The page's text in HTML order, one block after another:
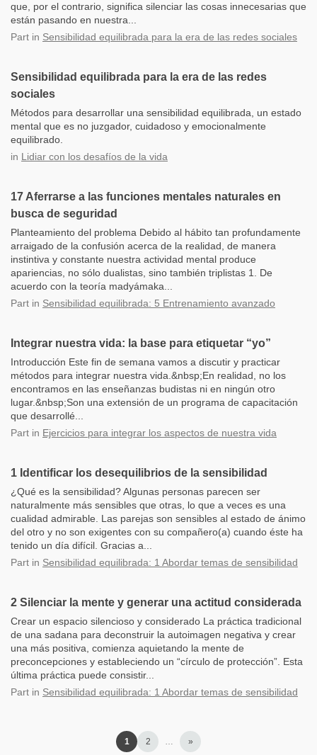
que, por el contrario, significa silenciar las cosas innecesarias que
están pasando en nuestra...
Part in Sensibilidad equilibrada para la era de las redes sociales
Sensibilidad equilibrada para la era de las redes
sociales
Métodos para desarrollar una sensibilidad equilibrada, un estado
mental que es no juzgador, cuidadoso y emocionalmente
equilibrado.
in Lidiar con los desafíos de la vida
17 Aferrarse a las funciones mentales naturales en
busca de seguridad
Planteamiento del problema Debido al hábito tan profundamente
arraigado de la confusión acerca de la realidad, de manera
instintiva y constante nuestra actividad mental produce
apariencias, no sólo dualistas, sino también triplistas 1. De
acuerdo con la teoría madyámaka...
Part in Sensibilidad equilibrada: 5 Entrenamiento avanzado
Integrar nuestra vida: la base para etiquetar “yo”
Introducción Este fin de semana vamos a discutir y practicar
métodos para integrar nuestra vida.&nbsp;En realidad, no los
encontramos en las enseñanzas budistas ni en ningún otro
lugar.&nbsp;Son una extensión de un programa de capacitación
que desarrollé...
Part in Ejercicios para integrar los aspectos de nuestra vida
1 Identificar los desequilibrios de la sensibilidad
¿Qué es la sensibilidad? Algunas personas parecen ser
naturalmente más sensibles que otras, lo que a veces es una
cualidad admirable. Las parejas son sensibles al estado de ánimo
del otro y no son exigentes con su compañero(a) cuando éste ha
tenido un día difícil. Gracias a...
Part in Sensibilidad equilibrada: 1 Abordar temas de sensibilidad
2 Silenciar la mente y generar una actitud considerada
Crear un espacio silencioso y considerado La práctica tradicional
de una sadana para deconstruir la autoimagen negativa y crear
una más positiva, comienza aquietando la mente de
preconcepciones y estableciendo un “círculo de protección”. Esta
última práctica puede consistir...
Part in Sensibilidad equilibrada: 1 Abordar temas de sensibilidad
1 2 … »